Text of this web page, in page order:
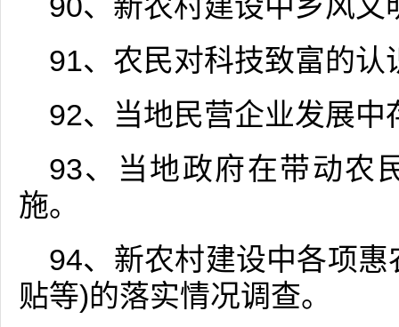
91、农民对科技致富的
92、当地民营企业发展
93、当地政府在带动农
施。
94、新农村建设中各项
贴等)的落实情况调查。